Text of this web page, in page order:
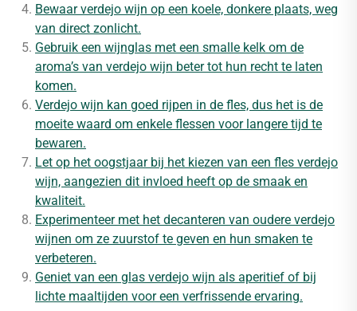
Bewaar verdejo wijn op een koele, donkere plaats, weg
van direct zonlicht.
Gebruik een wijnglas met een smalle kelk om de
aroma’s van verdejo wijn beter tot hun recht te laten
komen.
Verdejo wijn kan goed rijpen in de fles, dus het is de
moeite waard om enkele flessen voor langere tijd te
bewaren.
Let op het oogstjaar bij het kiezen van een fles verdejo
wijn, aangezien dit invloed heeft op de smaak en
kwaliteit.
Experimenteer met het decanteren van oudere verdejo
wijnen om ze zuurstof te geven en hun smaken te
verbeteren.
Geniet van een glas verdejo wijn als aperitief of bij
lichte maaltijden voor een verfrissende ervaring.